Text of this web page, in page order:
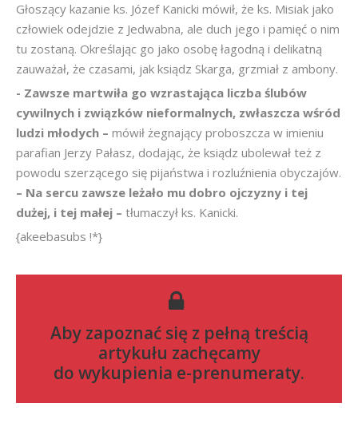
Głoszący kazanie ks. Józef Kanicki mówił, że ks. Misiak jako
człowiek odejdzie z Jedwabna, ale duch jego i pamięć o nim
tu zostaną. Określając go jako osobę łagodną i delikatną
zauważał, że czasami, jak ksiądz Skarga, grzmiał z ambony.
- Zawsze martwiła go wzrastająca liczba ślubów
cywilnych i związków nieformalnych, zwłaszcza wśród
ludzi młodych – mówił żegnający proboszcza w imieniu
parafian Jerzy Pałasz, dodając, że ksiądz ubolewał też z
powodu szerzącego się pijaństwa i rozluźnienia obyczajów.
– Na sercu zawsze leżało mu dobro ojczyzny i tej
dużej, i tej małej – tłumaczył ks. Kanicki.
{akeebasubs !*}
Aby zapoznać się z pełną treścią
artykułu zachęcamy
do wykupienia e-prenumeraty.